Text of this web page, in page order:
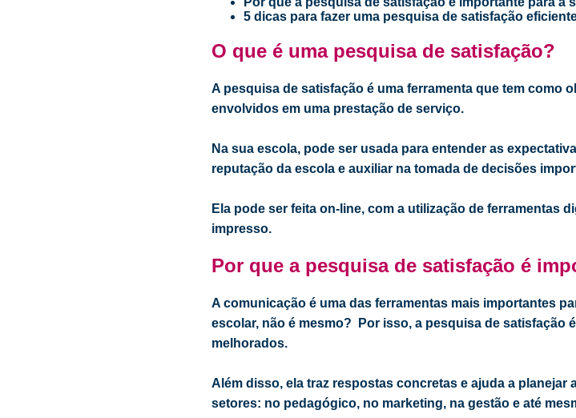
5 dicas para fazer uma pesquisa de satisfação
O que é uma pesquisa de satisfação?
A pesquisa de satisfação é uma ferramenta que tem como
envolvidos em uma prestação de serviço.
Na sua escola, pode ser usada para entender as
reputação da escola e auxiliar na tomada de decisões
Ela pode ser feita on-line, com a utilização de ferramentas
impresso.
Por que a pesquisa de satisfação é
A comunicação é uma das ferramentas mais importantes
escolar, não é mesmo? Por isso, a pesquisa de satisfação
melhorados.
Além disso, ela traz respostas concretas e ajuda a
setores: no pedagógico, no marketing, na gestão e até